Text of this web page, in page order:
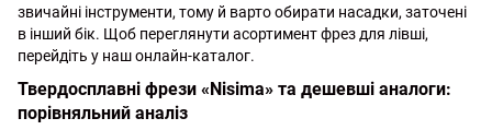
звичайні інструменти, тому й варто обирати насадки, заточені
в інший бік. Щоб переглянути асортимент фрез для лівші,
перейдіть у наш онлайн-каталог.
Твердосплавні фрези «Nisima» та дешевші аналоги:
порівняльний аналіз